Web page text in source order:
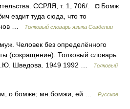
ССРЛЯ, т. 1, 706/. ◘ Бомж
ездит туда сюда, что то
…
Толковый словарь языка Совдепии
Человек без определённого
(сокращение). Толковый словарь
Шведова. 1949 1992 …
Толковый
о бомже; мн.бомжи, ей …
Русское